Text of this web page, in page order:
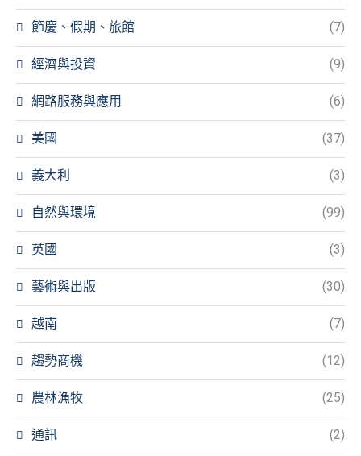
節慶、假期、旅館 (7)
經濟與投資 (9)
網路服務與應用 (6)
美國 (37)
義大利 (3)
自然與環境 (99)
英國 (3)
藝術與出版 (30)
越南 (7)
趨勢商機 (12)
農林漁牧 (25)
通訊 (2)